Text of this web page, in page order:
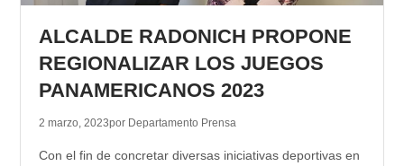
ALCALDE RADONICH PROPONE
REGIONALIZAR LOS JUEGOS
PANAMERICANOS 2023
2 marzo, 2023por Departamento Prensa
Con el fin de concretar diversas iniciativas deportivas en